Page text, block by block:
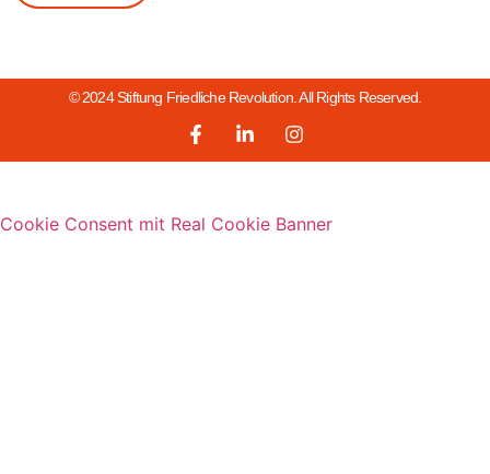
© 2024 Stiftung Friedliche Revolution. All Rights Reserved.
Cookie Consent mit Real Cookie Banner